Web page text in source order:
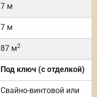
7 м
7 м
87 м2
Под ключ (с отделкой)
Свайно-винтовой или